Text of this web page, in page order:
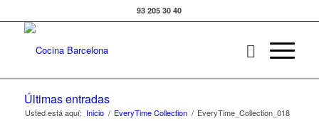
93 205 30 40
Últimas entradas
Usted está aquí: Inicio / EveryTime Collection / EveryTime_Collection_018